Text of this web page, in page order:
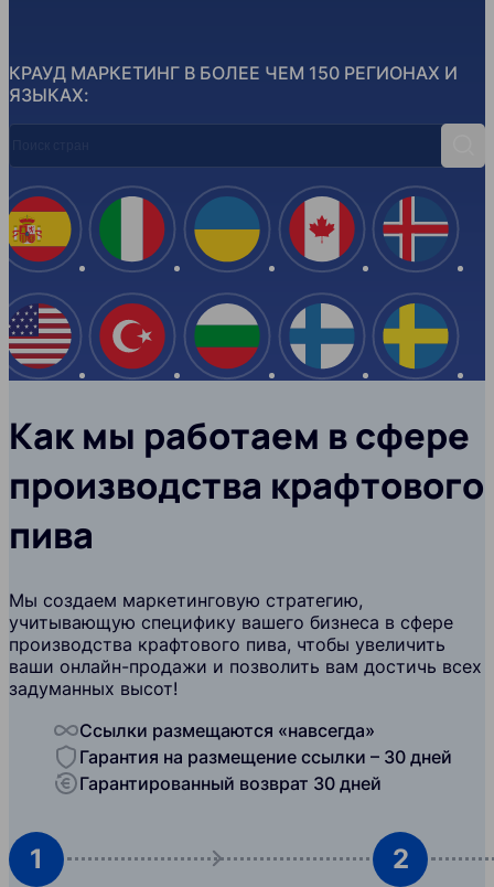
КРАУД МАРКЕТИНГ В БОЛЕЕ ЧЕМ 150 РЕГИОНАХ И
ЯЗЫКАХ:
Испания
США
Италия
Турция
Украина
Болгария
Канада
Финляндия
Как мы работаем в сфере
производства крафтового
пива
Мы создаем маркетинговую стратегию,
учитывающую специфику вашего бизнеса в сфере
производства крафтового пива, чтобы увеличить
ваши онлайн-продажи и позволить вам достичь всех
задуманных высот!
Ссылки размещаются «навсегда»
Гарантия на размещение ссылки – 30 дней
Гарантированный возврат 30 дней
1 2